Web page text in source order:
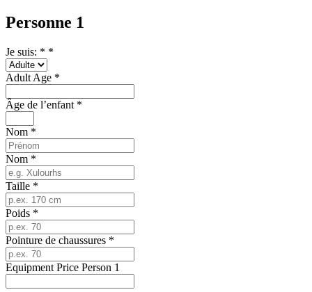
Personne 1
Je suis: * *
Adult Age *
Âge de l’enfant *
Nom *
Nom *
Taille *
Poids *
Pointure de chaussures *
Equipment Price Person 1